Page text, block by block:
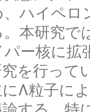
ハイペ
本研究
ー核に拡
を行って
Λ粒子に